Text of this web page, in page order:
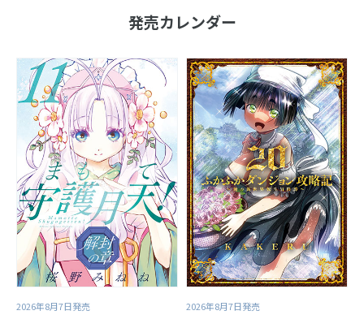
発売カレンダー
2026年8月7日発売 2026年8月7日発売